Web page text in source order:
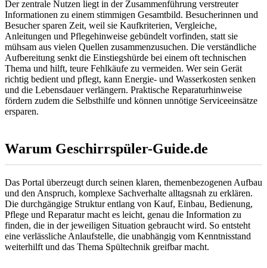
Der zentrale Nutzen liegt in der Zusammenführung verstreuter
Informationen zu einem stimmigen Gesamtbild. Besucherinnen und
Besucher sparen Zeit, weil sie Kaufkriterien, Vergleiche,
Anleitungen und Pflegehinweise gebündelt vorfinden, statt sie
mühsam aus vielen Quellen zusammenzusuchen. Die verständliche
Aufbereitung senkt die Einstiegshürde bei einem oft technischen
Thema und hilft, teure Fehlkäufe zu vermeiden. Wer sein Gerät
richtig bedient und pflegt, kann Energie- und Wasserkosten senken
und die Lebensdauer verlängern. Praktische Reparaturhinweise
fördern zudem die Selbsthilfe und können unnötige Serviceeinsätze
ersparen.
Warum Geschirrspüler-Guide.de
Das Portal überzeugt durch seinen klaren, themenbezogenen Aufbau
und den Anspruch, komplexe Sachverhalte alltagsnah zu erklären.
Die durchgängige Struktur entlang von Kauf, Einbau, Bedienung,
Pflege und Reparatur macht es leicht, genau die Information zu
finden, die in der jeweiligen Situation gebraucht wird. So entsteht
eine verlässliche Anlaufstelle, die unabhängig vom Kenntnisstand
weiterhilft und das Thema Spültechnik greifbar macht.